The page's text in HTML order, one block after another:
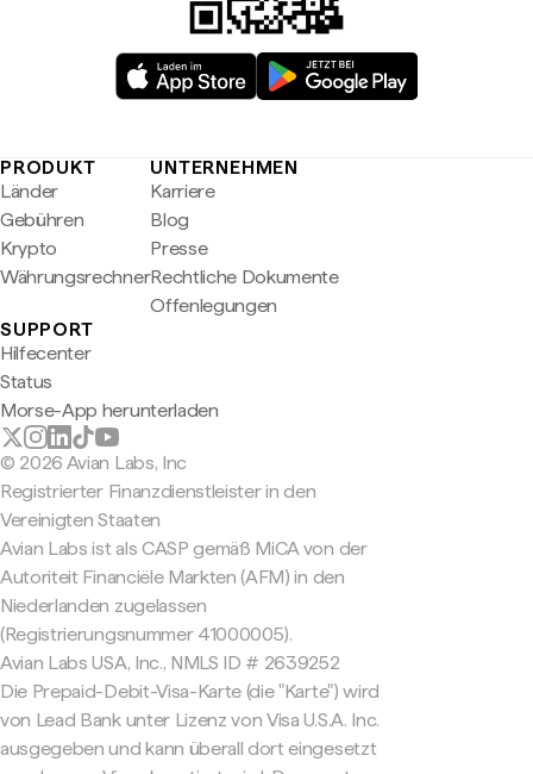
PRODUKT
Länder
Gebühren
Krypto
Währungsrechner
UNTERNEHMEN
Karriere
Blog
Presse
Rechtliche Dokumente
Offenlegungen
SUPPORT
Hilfecenter
Status
Morse-App herunterladen
© 2026 Avian Labs, Inc
Registrierter Finanzdienstleister in den
Vereinigten Staaten
Avian Labs ist als CASP gemäß MiCA von der
Autoriteit Financiële Markten (AFM) in den
Niederlanden zugelassen
(Registrierungsnummer 41000005).
Avian Labs USA, Inc., NMLS ID # 2639252
Die Prepaid-Debit-Visa-Karte (die "Karte") wird
von Lead Bank unter Lizenz von Visa U.S.A. Inc.
ausgegeben und kann überall dort eingesetzt